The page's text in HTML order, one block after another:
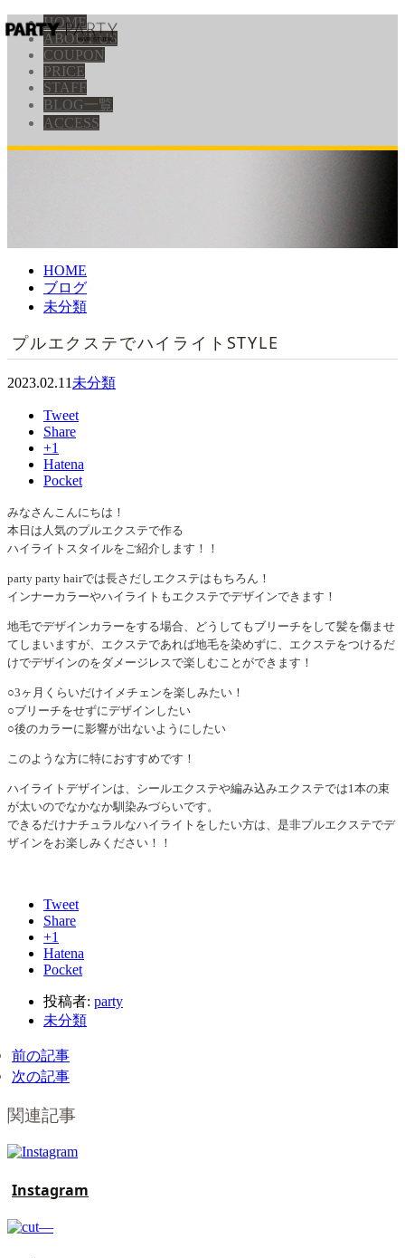
HOME
ABOUT US
COUPON
PRICE
STAFF
BLOG一覧
ACCESS
HOME
ブログ
未分類
プルエクステでハイライトSTYLE
2023.02.11 未分類
Tweet
Share
+1
Hatena
Pocket
みなさんこんにちは！
本日は人気のプルエクステで作る
ハイライトスタイルをご紹介します！！
party party hairでは長さだしエクステはもちろん！
インナーカラーやハイライトもエクステでデザインできます！
地毛でデザインカラーをする場合、どうしてもブリーチをして髪を傷ませ
てしまいますが、エクステであれば地毛を染めずに、エクステをつけるだ
けでデザインのをダメージレスで楽しむことができます！
○3ヶ月くらいだけイメチェンを楽しみたい！
○ブリーチをせずにデザインしたい
○後のカラーに影響が出ないようにしたい
このような方に特におすすめです！
ハイライトデザインは、シールエクステや編み込みエクステでは1本の束
が太いのでなかなか馴染みづらいです。
できるだけナチュラルなハイライトをしたい方は、是非プルエクステでデ
ザインをお楽しみください！！
Tweet
Share
+1
Hatena
Pocket
投稿者: party
未分類
前の記事
次の記事
関連記事
Instagram